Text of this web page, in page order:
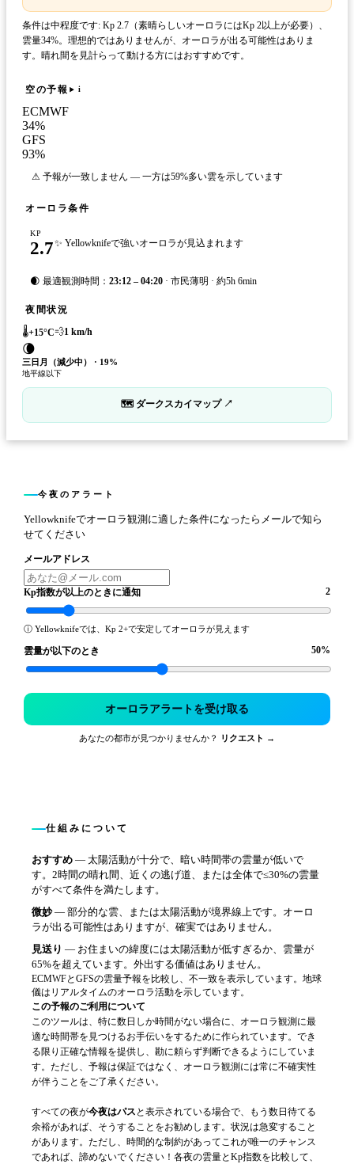
条件は中程度です: Kp 2.7（素晴らしいオーロラにはKp 2以上が必要）、
雲量34%。理想的ではありませんが、オーロラが出る可能性はありま
す。晴れ間を見計らって動ける方にはおすすめです。
空の予報 i
ECMWF
34%
GFS
93%
⚠ 予報が一致しません — 一方は59%多い雲を示しています
オーロラ条件
KP
2.7✨ Yellowknifeで強いオーロラが見込まれます
🌒 最適観測時間： 23:12 – 04:20 · 市民薄明 · 約5h 6min
夜間状況
🌡️+15°C💨1 km/h
🌘
三日月（減少中） · 19%
地平線以下
🗺 ダークスカイマップ ↗
今夜のアラート
Yellowknifeでオーロラ観測に適した条件になったらメールで知ら
せてください
メールアドレス
Kp指数が以上のときに通知 2
ⓘ Yellowknifeでは、Kp 2+で安定してオーロラが見えます
雲量が以下のとき 50%
オーロラアラートを受け取る
あなたの都市が見つかりませんか？ リクエスト →
仕組みについて
おすすめ — 太陽活動が十分で、暗い時間帯の雲量が低いで
す。2時間の晴れ間、近くの逃げ道、または全体で≤30%の雲量
がすべて条件を満たします。
微妙— 部分的な雲、または太陽活動が境界線上です。オーロ
ラが出る可能性はありますが、確実ではありません。
見送り — お住まいの緯度には太陽活動が低すぎるか、雲量が
65%を超えています。外出する価値はありません。
ECMWFとGFSの雲量予報を比較し、不一致を表示しています。地球
儀はリアルタイムのオーロラ活動を示しています。
この予報のご利用について
このツールは、特に数日しか時間がない場合に、オーロラ観測に最
適な時間帯を見つけるお手伝いをするために作られています。でき
る限り正確な情報を提供し、勘に頼らず判断できるようにしていま
す。ただし、予報は保証ではなく、オーロラ観測には常に不確実性
が伴うことをご了承ください。
すべての夜が今夜はパス と表示されている場合で、もう数日待てる
余裕があれば、そうすることをお勧めします。状況は急変すること
があります。ただし、時間的な制約があってこれが唯一のチャンス
であれば、諦めないでください！各夜の雲量とKp指数を比較して、